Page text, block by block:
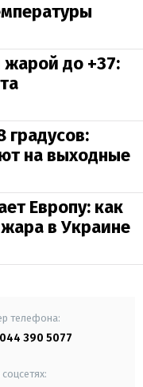
жарой до +37:
градусов:
на выходные
Европу: как
в Украине
телефона:
390 5077